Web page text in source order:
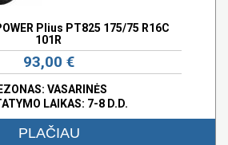
Plius PT825 175/75 R16C
101R
93,00 €
VASARINĖS
LAIKAS: 7-8 D.D.
PLAČIAU